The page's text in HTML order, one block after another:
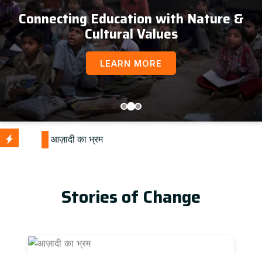
Connecting Education with Nature &
Cultural Values
LEARN MORE
Stories of Change